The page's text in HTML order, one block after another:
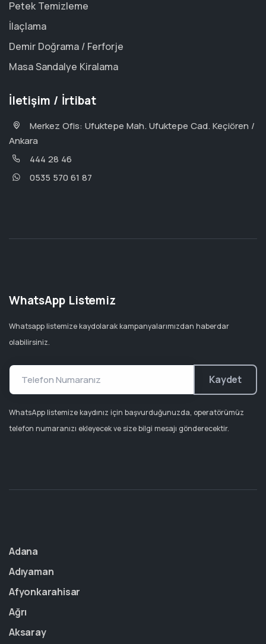
Petek Temizleme
İlaçlama
Demir Doğrama / Ferforje
Masa Sandalye Kiralama
İletişim / İrtibat
Merkez Ofis: Ufuktepe Mah. Ufuktepe Cad. Keçiören /
Ankara
444 28 46
0535 570 61 87
WhatsApp Listemiz
Whatsapp listemize kaydolarak kampanyalarımızdan haberdar
olabilirsiniz.
Kaydet
WhatsApp listemize kaydınız için başvurduğunuzda, operatörümüz
telefon numaranızı ekleyecek ve size bilgi mesajı gönderecektir.
Adana
Adıyaman
Afyonkarahisar
Ağrı
Aksaray